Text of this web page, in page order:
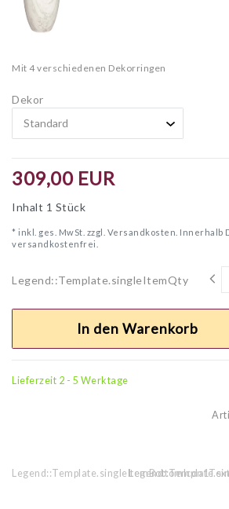
Mit 4 verschiedenen Dekorringen
Dekor
309,00 EUR
Inhalt 1 Stück
* inkl. ges. MwSt. zzgl.
Versandkosten. Innerhalb
versandkostenfrei.
Legend::Template.singleItemQty
In den Warenkorb
Lieferzeit 2 - 5 Werktage
Legend::Template.singleItemBottomIcon1Text